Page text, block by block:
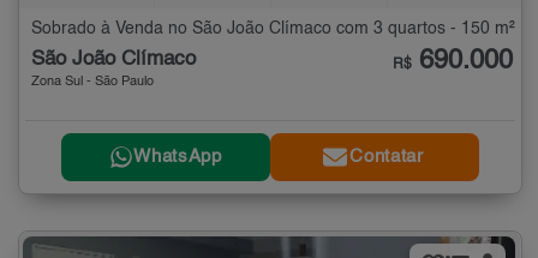
Sobrado à Venda no São João Clímaco com 3 quartos - 150 m²
São João Clímaco
Zona Sul - São Paulo
R$ 690.000
WhatsApp Contatar